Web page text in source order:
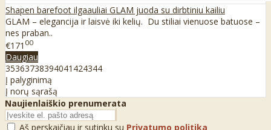
Shapen barefoot ilgaauliai GLAM juoda su dirbtiniu kailiu
GLAM – elegancija ir laisvė iki kelių. Du stiliai vienuose batuose –
nes praban..
€171 00
Daugiau
35363738394041 424344
Į palyginimą
Į norų sąrašą
Naujienlaiškio prenumerata
Aš perskaičiau ir sutinku su Privatumo politika